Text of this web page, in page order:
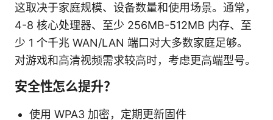
这取决于家庭规模、设备数量和使用场景。通常，
4-8 核心处理器、至少 256MB-512MB 内存、至
少 1 个千兆 WAN/LAN 端口对大多数家庭足够。
对游戏和高清视频需求较高时，考虑更高端型号。
安全性怎么提升？
使用 WPA3 加密，定期更新固件